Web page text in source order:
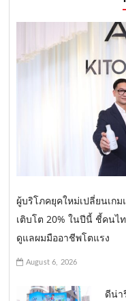
ผู้บริโภคยุคใหม่เปลี่ยนเก
เติบโต 20% ในปีนี้ ชี้คน
ดูแลผมมืออาชีพโตแรง
August 6, 2026
ดีน่า